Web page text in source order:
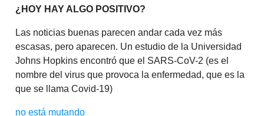
¿HOY HAY ALGO POSITIVO?
Las noticias buenas parecen andar cada vez más
escasas, pero aparecen. Un estudio de la Universidad
Johns Hopkins encontró que el SARS-CoV-2 (es el
nombre del virus que provoca la enfermedad, que es la
que se llama Covid-19)
no está mutando